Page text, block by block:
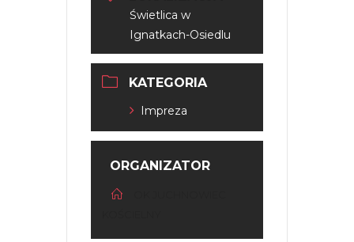
Świetlica w
Ignatkach-Osiedlu
KATEGORIA
Impreza
ORGANIZATOR